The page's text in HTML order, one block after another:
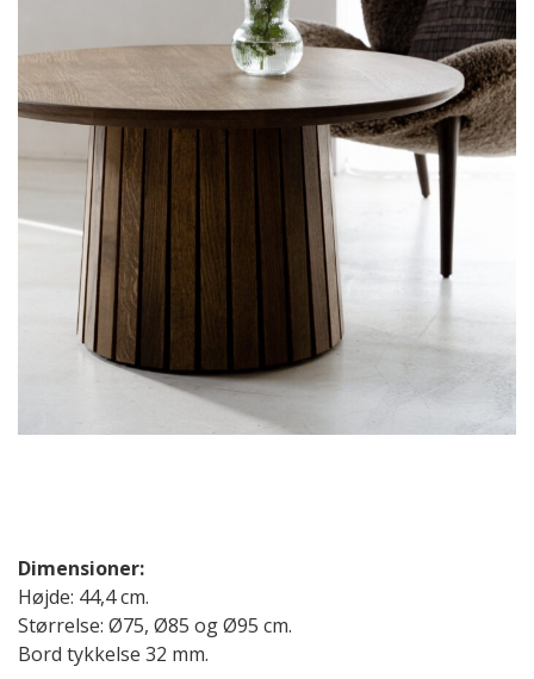
Dimensioner:
Højde: 44,4 cm.
Størrelse: Ø75, Ø85 og Ø95 cm.
Bord tykkelse 32 mm.